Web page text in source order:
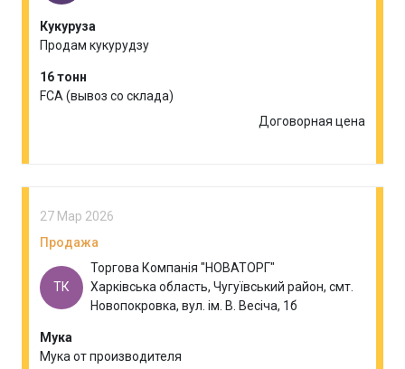
Кукуруза
Продам кукурудзу
16 тонн
FCA (вывоз со склада)
Договорная цена
27 Мар 2026
Продажа
ТК
Торгова Компанія "НОВАТОРГ"
Харківська область, Чугуївський район, смт.
Новопокровка, вул. ім. В. Весіча, 1б
Мука
Мука от производителя